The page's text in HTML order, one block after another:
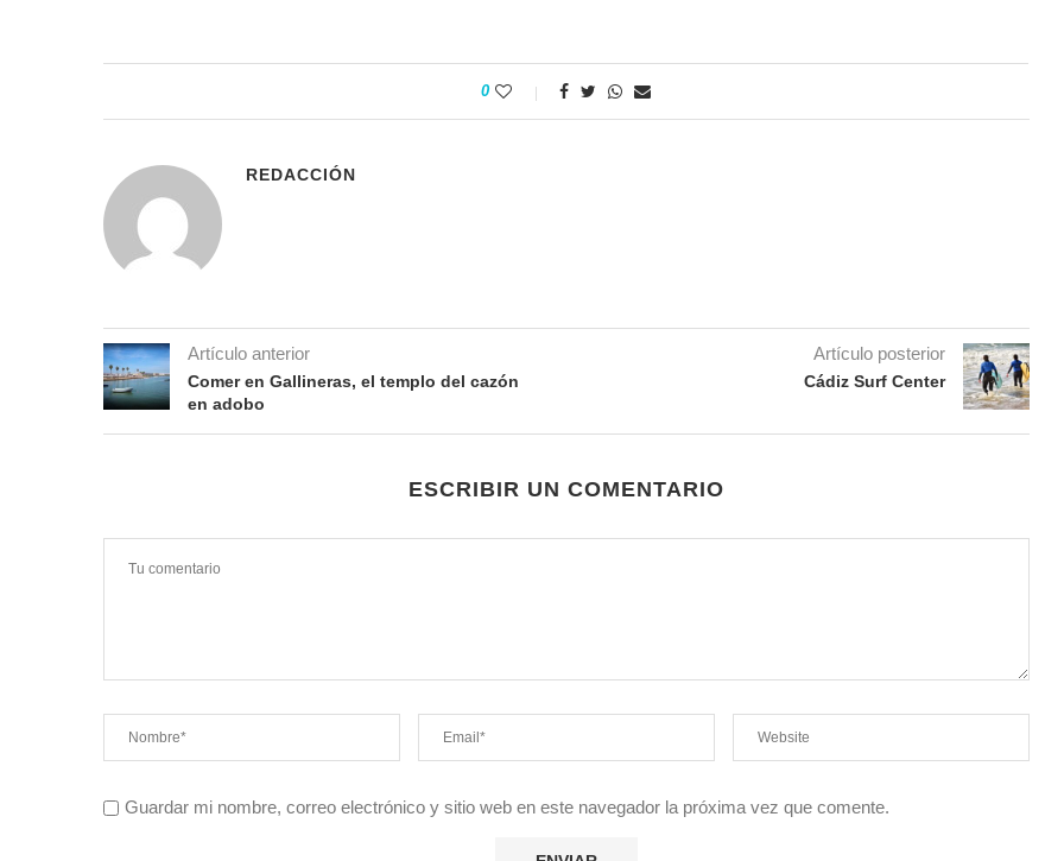
0
REDACCIÓN
Artículo anterior
Comer en Gallineras, el templo del cazón
en adobo
Artículo posterior
Cádiz Surf Center
ESCRIBIR UN COMENTARIO
Guardar mi nombre, correo electrónico y sitio web en este navegador la próxima vez que comente.